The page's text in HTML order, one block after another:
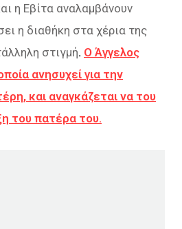
η Εβίτα αναλαμβάνουν
η διαθήκη στα χέρια της
στιγμή. Ο Άγγελος
ανησυχεί για την
και αναγκάζεται να του
του πατέρα του.